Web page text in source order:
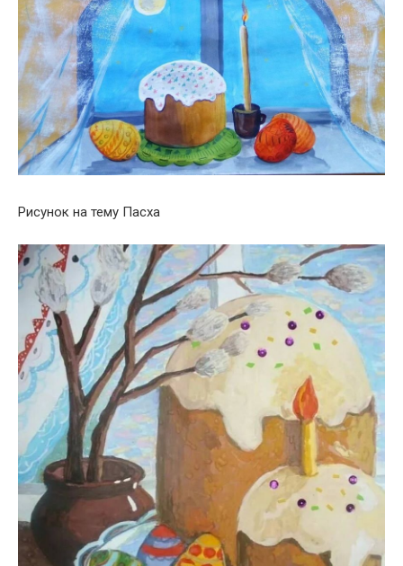
Рисунок на тему Пасха